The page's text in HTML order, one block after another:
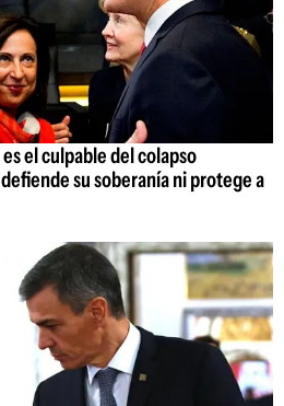
es el culpable del colapso
su soberanía ni protege a